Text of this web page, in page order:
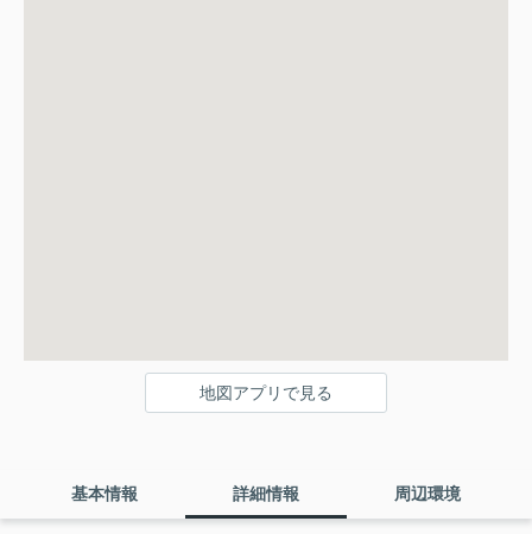
地図アプリで見る
基本情報 詳細情報 周辺環境